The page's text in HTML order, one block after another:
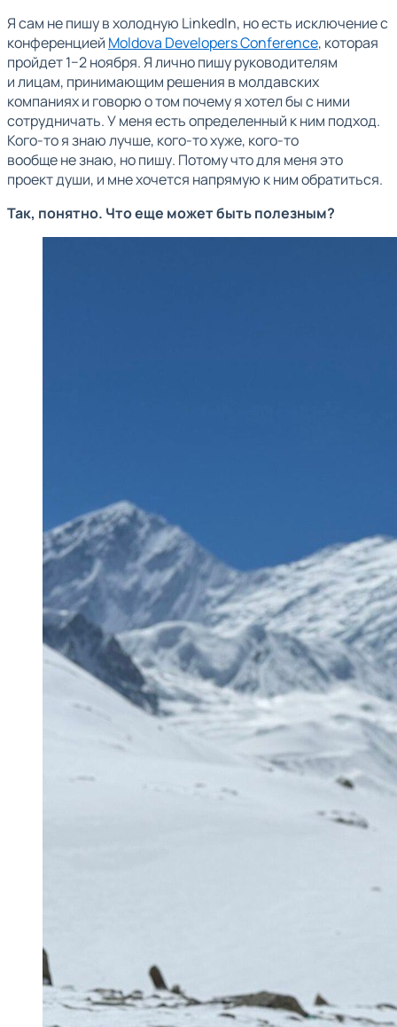
Я сам не пишу в холодную LinkedIn, но есть исключение с
конференцией Moldova Developers Conference, которая
пройдет 1−2 ноября. Я лично пишу руководителям
и лицам, принимающим решения в молдавских
компаниях и говорю о том почему я хотел бы с ними
сотрудничать. У меня есть определенный к ним подход.
Кого-то я знаю лучше, кого-то хуже, кого-то
вообще не знаю, но пишу. Потому что для меня это
проект души, и мне хочется напрямую к ним обратиться.
Так, понятно. Что еще может быть полезным?